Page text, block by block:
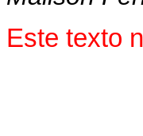
Este texto